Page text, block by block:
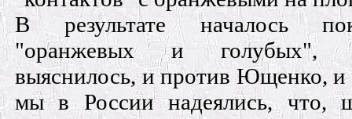
В результате началось
"оранжевых и голубых",
выяснилось, и против Ющенко,
мы в России надеялись, что,